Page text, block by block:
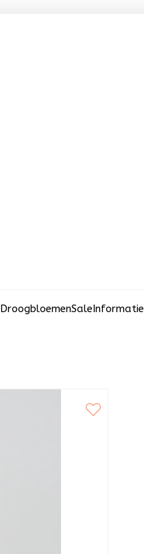
DroogbloemenSaleInformatie